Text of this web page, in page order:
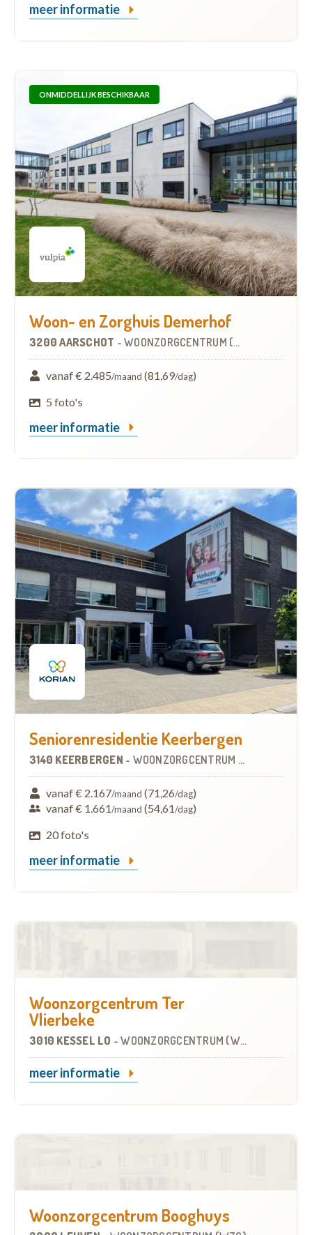
meer informatie
ONMIDDELLIJK BESCHIKBAAR
Woon- en Zorghuis Demerhof
3200 AARSCHOT - WOONZORGCENTRUM (WZC)
vanaf € 2.485/maand (81,69/dag)
5 foto's
meer informatie
Seniorenresidentie Keerbergen
3140 KEERBERGEN - WOONZORGCENTRUM (WZC)
vanaf € 2.167/maand (71,26/dag)
vanaf € 1.661/maand (54,61/dag)
20 foto's
meer informatie
Woonzorgcentrum Ter
Vlierbeke
3010 KESSEL LO -WOONZORGCENTRUM (WZC)
meer informatie
Woonzorgcentrum Booghuys